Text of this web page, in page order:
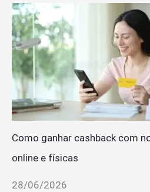
Como ganhar cashback com
online e físicas
28/06/2026